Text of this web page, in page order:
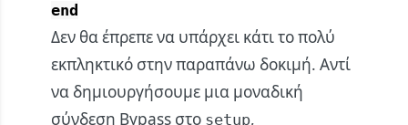
end
Δεν θα έπρεπε να υπάρχει κάτι το πολύ
εκπληκτικό στην παραπάνω δοκιμή. Αντί
να δημιουργήσουμε μια μοναδική
σύνδεση Bypass στο setup,